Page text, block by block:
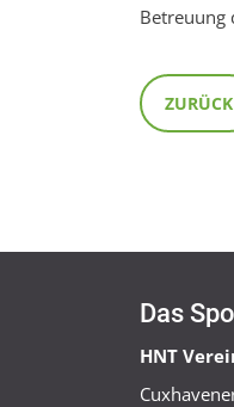
Betreuung
ZURÜCK
Das
HNT